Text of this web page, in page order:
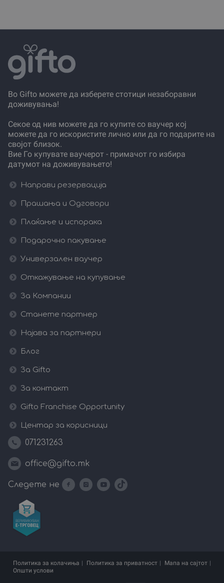
Во Gifto можете да изберете стотици незаборавни
доживувања!
Секое од нив можете да го купите со ваучер кој
можете да го искористите лично или да го подарите на
својот близок.
Вие Го купувате ваучерот - примачот го избира
датумот на доживувањето!
Направи резервација
Прашања и Одговори
Плаќање и испорака
Подарочно пакување
Универзален ваучер
Откажување на купување
За Компании
Станете партнер
Најава за партнери
Блог
За Gifto
За контакт
Gifto Franchise Opportunity
Центар за корисници
071231263
office@gifto.mk
Следете не
Политика за колачиња Политика за приватност
Мапа на сајтот
Општи услови